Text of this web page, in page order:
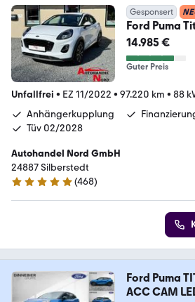
Gesponsert
Ford Puma
Android AHK
14.985 €
Guter Preis
Unfallfrei • EZ 11/2022 • 97.220 km • 88
Anhängerkupplung
Tüv 02/2028
Autohandel Nord GmbH
24887 Silberstedt
5 Sterne
(468)
Ford Puma
ACC CAM